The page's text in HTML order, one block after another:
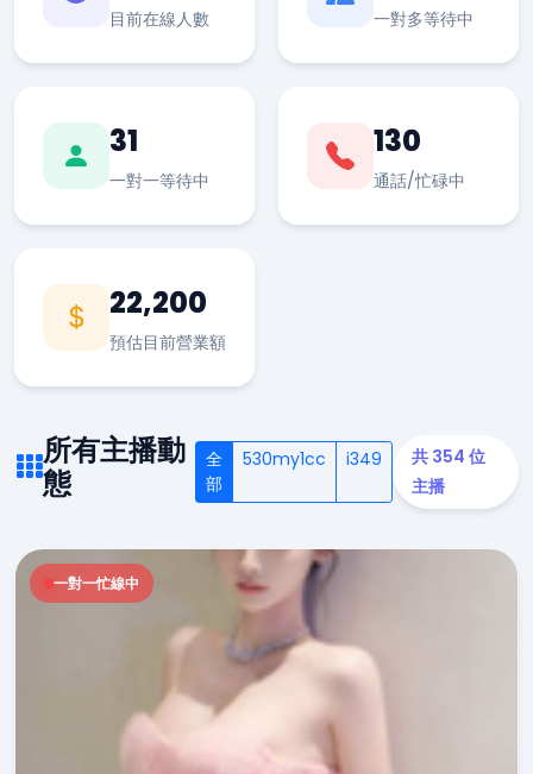
目前在線人數 一對多等待中
31
一對一等待中
130
通話/忙碌中
22,200
預估目前營業額
所有主播動
態
全
部
530my1cc i349
共 354 位
主播
一對一忙線中